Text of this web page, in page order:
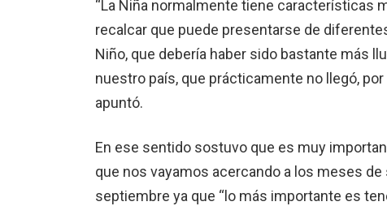
“La Niña normalmente tiene características
recalcar que puede presentarse de
Niño, que debería haber sido bastante más
nuestro país, que prácticamente no llegó,
apuntó.
En ese sentido sostuvo que es muy
que nos vayamos acercando a los meses
septiembre ya que “lo más importante es